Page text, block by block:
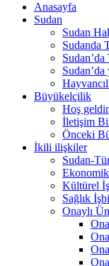
Anasayfa
Sudan
Sudan
Sudanda
Sudan’da
Büyükelçilik
Hoş
İletişim
Önceki
İkili ilişkiler
Sudan-
Kültürel
Sağlık
Onaylı